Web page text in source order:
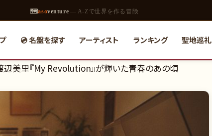
🗺asoventure — A-Zで世界を作る冒険
💿 名盤を探す アーティスト ランキング 聖地巡礼
辺美里『My Revolution』が輝いた青春のあの頃